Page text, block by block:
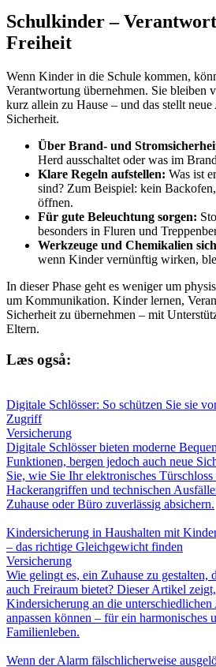
Schulkinder –
Freiheit
Wenn Kinder in die Schule kommen,
Verantwortung übernehmen. Sie bleiben
kurz allein zu Hause – und das stellt
Sicherheit.
Über Brand- und
Herd ausschaltet oder was im
Klare Regeln aufstellen: Was ist
sind? Zum Beispiel: kein
öffnen.
Für gute Beleuchtung sorgen:
besonders in Fluren und
Werkzeuge und Chemikalien
wenn Kinder vernünftig wirken,
In dieser Phase geht es weniger um
um Kommunikation. Kinder lernen,
Sicherheit zu übernehmen – mit
Eltern.
Læs også:
Digitale Schlösser: So schützen Sie sie
Zugriff
Versicherung
Digitale Schlösser bieten moderne
Funktionen, bergen jedoch auch neue
Sie, wie Sie Ihr elektronisches
Hackerangriffen und technischen
Zuhause oder Büro zuverlässig absichern.
Kindersicherung in Haushalten mit
– das richtige Gleichgewicht finden
Versicherung
Wie gelingt es, ein Zuhause zu gestalten,
auch Freiraum bietet? Dieser Artikel
Kindersicherung an die
anpassen können – für ein harmonisches
Familienleben.
Wenn der Alarm fälschlicherweise